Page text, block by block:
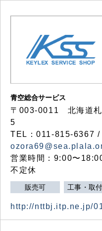
青空総合サービス
〒003-0011 北海道札
5
TEL：011-815-6367
営業時間：9:00〜
不定休
販売可 工事・取
http://nttbj.itp.ne.jp/